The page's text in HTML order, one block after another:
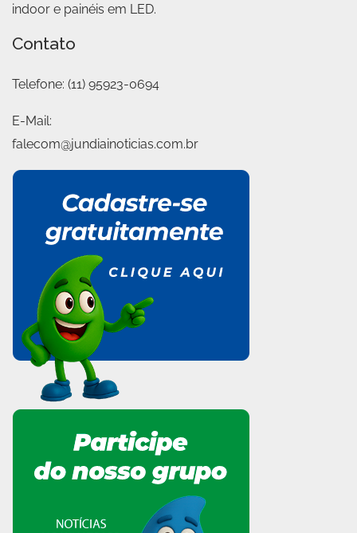
indoor e painéis em LED.
Contato
Telefone: (11) 95923-0694
E-Mail:
falecom@jundiainoticias.com.br